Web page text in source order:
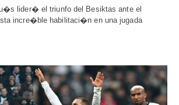
lider� el triunfo del Besiktas ante el
incre�ble habilitaci�n en una jugada